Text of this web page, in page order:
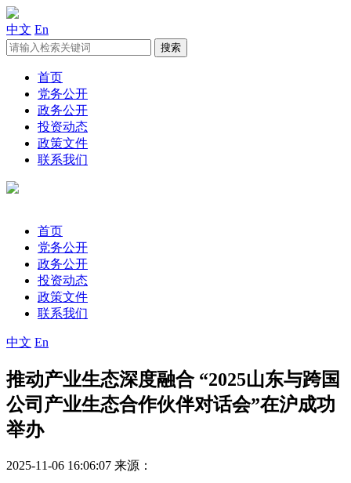
中文 En
首页
党务公开
政务公开
投资动态
政策文件
联系我们
首页
党务公开
政务公开
投资动态
政策文件
联系我们
中文 En
推动产业生态深度融合 “2025山东与跨国
公司产业生态合作伙伴对话会”在沪成功
举办
2025-11-06 16:06:07 来源：